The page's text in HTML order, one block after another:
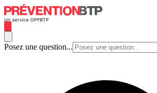
Posez une question...